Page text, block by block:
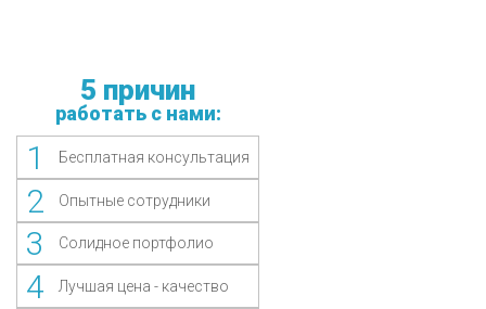
5 причин
работать с нами:
1 Бесплатная консультация
2 Опытные сотрудники
3 Солидное портфолио
4 Лучшая цена - качество